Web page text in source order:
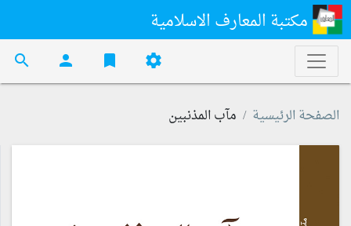
مكتبة المعارف الاسلامية
settings
bookmark
person
search
الصفحة الرئيسية مآب المذنبين